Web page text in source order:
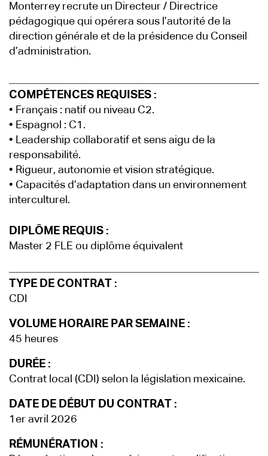
Monterrey recrute un Directeur / Directrice
pédagogique qui opérera sous l’autorité de la
direction générale et de la présidence du Conseil
d’administration.
COMPÉTENCES REQUISES :
• Français : natif ou niveau C2.
• Espagnol : C1.
• Leadership collaboratif et sens aigu de la
responsabilité.
• Rigueur, autonomie et vision stratégique.
• Capacités d’adaptation dans un environnement
interculturel.
DIPLÔME REQUIS :
Master 2 FLE ou diplôme équivalent
TYPE DE CONTRAT :
CDI
VOLUME HORAIRE PAR SEMAINE :
45 heures
DURÉE :
Contrat local (CDI) selon la législation mexicaine.
DATE DE DÉBUT DU CONTRAT :
1er avril 2026
RÉMUNÉRATION :